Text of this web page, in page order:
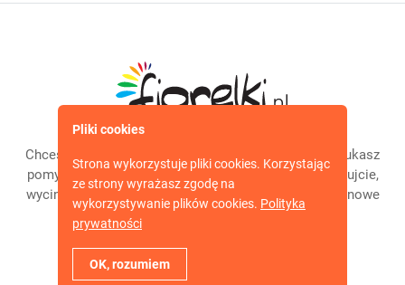
Chcesz bawić się z dzieckiem w ciekawy sposób? Szukasz
pomysłów? To właśnie dla Was jest nasz serwis! Malujcie,
wycinajcie, ozdabiajcie, rysujcie, twórzcie; co tydzień nowe
opisy zabaw plastycznych.
Copyright © 2021. Wszelkie prawa zastrzeżone.
Pliki cookies
Strona wykorzystuje pliki cookies. Korzystając
ze strony wyrażasz zgodę na
wykorzystywanie plików cookies. Polityka
prywatności
OK, rozumiem